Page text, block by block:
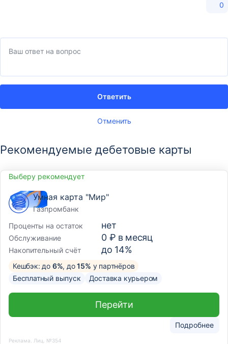
0
Отменить
Ответить
Рекомендуемые дебетовые карты
Выберу рекомендует
Умная карта "Мир"
Газпромбанк
Проценты на остаток
нет
Обслуживание 0 ₽ в месяц
Накопительный счёт до 14%
Кешбэк: до 6%, до15% у партнёров
Бесплатный выпуск
Доставка курьером
Подробнее
Перейти
Реклама. Лиц. №354